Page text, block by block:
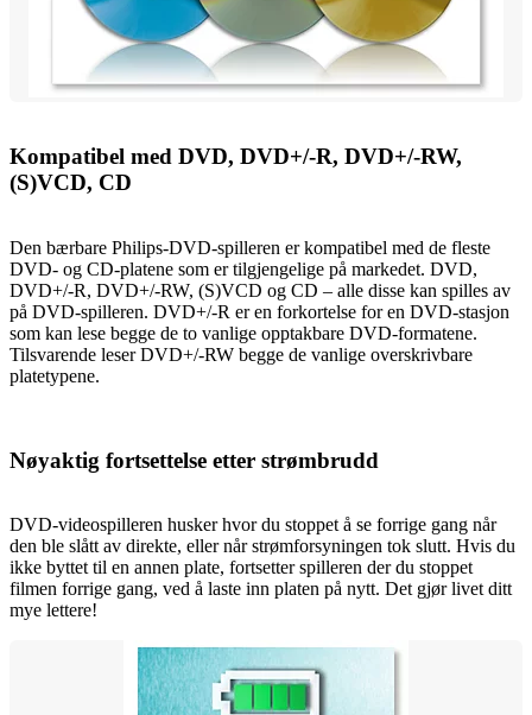
Kompatibel med DVD, DVD+/-R, DVD+/-RW,
(S)VCD, CD
Den bærbare Philips-DVD-spilleren er kompatibel med de fleste
DVD- og CD-platene som er tilgjengelige på markedet. DVD,
DVD+/-R, DVD+/-RW, (S)VCD og CD – alle disse kan spilles av
på DVD-spilleren. DVD+/-R er en forkortelse for en DVD-stasjon
som kan lese begge de to vanlige opptakbare DVD-formatene.
Tilsvarende leser DVD+/-RW begge de vanlige overskrivbare
platetypene.
Nøyaktig fortsettelse etter strømbrudd
DVD-videospilleren husker hvor du stoppet å se forrige gang når
den ble slått av direkte, eller når strømforsyningen tok slutt. Hvis du
ikke byttet til en annen plate, fortsetter spilleren der du stoppet
filmen forrige gang, ved å laste inn platen på nytt. Det gjør livet ditt
mye lettere!